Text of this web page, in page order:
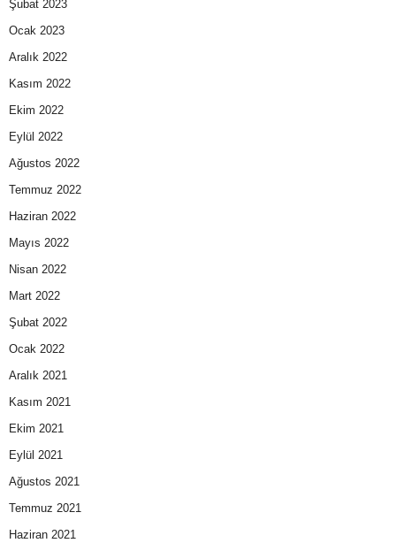
Şubat 2023
Ocak 2023
Aralık 2022
Kasım 2022
Ekim 2022
Eylül 2022
Ağustos 2022
Temmuz 2022
Haziran 2022
Mayıs 2022
Nisan 2022
Mart 2022
Şubat 2022
Ocak 2022
Aralık 2021
Kasım 2021
Ekim 2021
Eylül 2021
Ağustos 2021
Temmuz 2021
Haziran 2021